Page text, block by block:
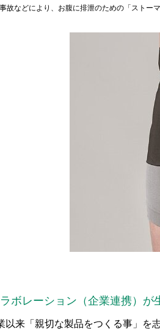
故などにより、お腹に排泄のための「ストー
ボレーション（企業連携）が
以来「親切な製品をつくる事」を